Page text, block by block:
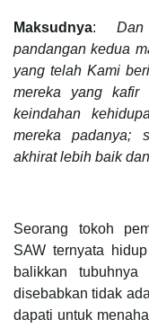
Maksudnya:
pandangan kedua
yang telah Kami
mereka yang kafir
keindahan
mereka padanya;
akhirat lebih baik
Seorang tokoh
SAW ternyata
balikkan
disebabkan tidak
dapati untuk